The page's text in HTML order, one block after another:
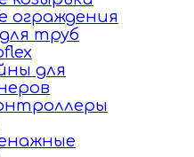
труб
для